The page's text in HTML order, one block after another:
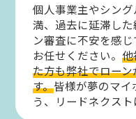
個人事業主やシン
満、過去に延滞し
ン審査に不安を感
お任せください。他
た方も弊社でロー
す。皆様が夢のマイ
う、リードネクスト